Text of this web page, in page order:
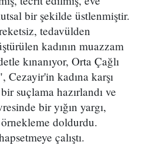
bir şekilde üstlenmiştir.
tedavülden
kadının muazzam
kınanıyor, Orta Çağlı
Cezayir'in kadına karşı
suçlama hazırlandı ve
bir yığın yargı,
doldurdu.
çalıştı.